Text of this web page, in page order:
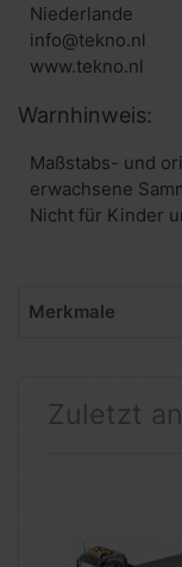
Niederlande
info@tekno.nl
www.tekno.nl
Warnhinweis:
Maßstabs- und
erwachsene
Nicht für Kinder
Merkmale
Zuletzt